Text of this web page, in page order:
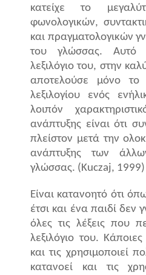
κατείχε το
φωνολογικών,
και πραγματολογικών
του γλώσσας. Αυτό
λεξιλόγιο του, στην
αποτελούσε μόνο
λεξιλογίου ενός
λοιπόν
ανάπτυξης είναι ότι
πλείστον μετά την
ανάπτυξης των
γλώσσας. ( Kuczaj, 1999)
Είναι κατανοητό ότι
έτσι και ένα παιδί δεν
όλες τις λέξεις που
λεξιλόγιο του. Κάποιες
και τις χρησιμοποιεί
κατανοεί και τις